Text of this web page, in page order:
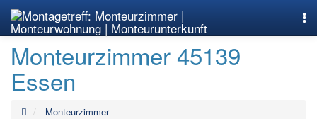
Monteurzimmer 45139
Essen
Monteurzimmer